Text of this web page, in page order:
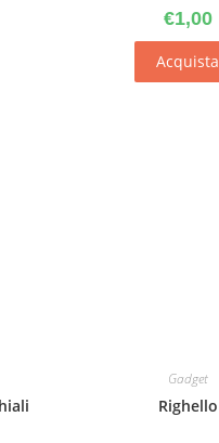
€1,00
Acquista
Gadget
Righello